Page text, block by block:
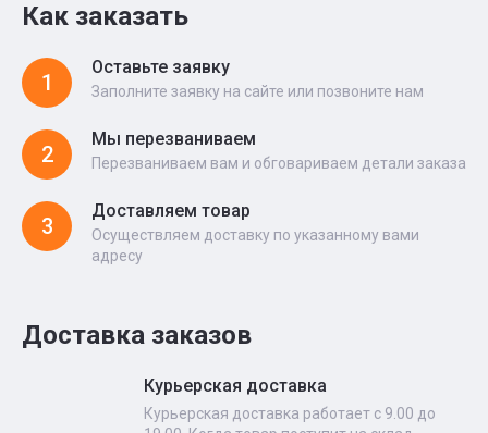
Как заказать
1
Оставьте заявку
Заполните заявку на сайте или позвоните нам
2
Мы перезваниваем
Перезваниваем вам и обговариваем детали заказа
3
Доставляем товар
Осуществляем доставку по указанному вами
адресу
Доставка заказов
Курьерская доставка
Курьерская доставка работает с 9.00 до